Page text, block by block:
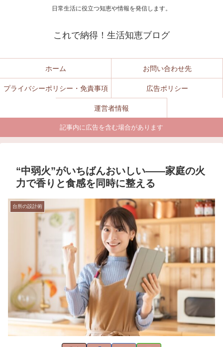
日常生活に役立つ知恵や情報を発信します。
これで納得！生活知恵ブログ
ホーム お問い合わせ先
プライバシーポリシー・免責事項 広告ポリシー
運営者情報
記事内に広告を含む場合があります
“中弱火”がいちばんおいしい——家庭の火
力で香りと食感を同時に整える
台所の設計術